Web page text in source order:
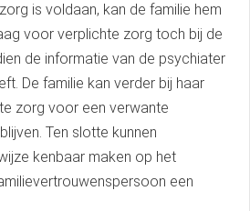
is voldaan, kan de familie hem
voor verplichte zorg toch bij de
de informatie van de psychiater
De familie kan verder bij haar
zorg voor een verwante
Ten slotte kunnen
kenbaar maken op het
een